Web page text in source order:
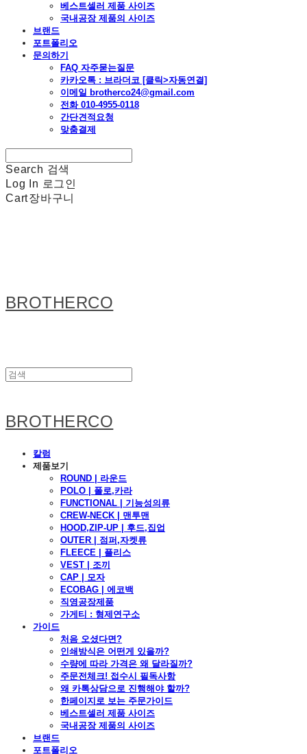
베스트셀러 제품 사이즈
국내공장 제품의 사이즈
브랜드
포트폴리오
문의하기
FAQ 자주묻는질문
카카오톡 : 브라더코 [클릭>자동연결]
이메일 brotherco24@gmail.com
전화 010-4955-0118
간단견적요청
맞춤결제
Search 검색
Log In 로그인
Cart장바구니
BROTHERCO
BROTHERCO
칼럼
제품보기
ROUND | 라운드
POLO | 폴로,카라
FUNCTIONAL | 기능성의류
CREW-NECK | 맨투맨
HOOD,ZIP-UP | 후드,집업
OUTER | 점퍼,자켓류
FLEECE | 플리스
VEST | 조끼
CAP | 모자
ECOBAG | 에코백
직영공장제품
가게티 : 형제연구소
가이드
처음 오셨다면?
인쇄방식은 어떤게 있을까?
수량에 따라 가격은 왜 달라질까?
주문전체크! 접수시 필독사항
왜 카톡상담으로 진행해야 할까?
한페이지로 보는 주문가이드
베스트셀러 제품 사이즈
국내공장 제품의 사이즈
브랜드
포트폴리오